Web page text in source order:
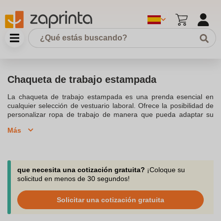
Chaqueta de trabajo estampada
La chaqueta de trabajo estampada es una prenda esencial en
cualquier selección de vestuario laboral. Ofrece la posibilidad de
personalizar ropa de trabajo de manera que pueda adaptar su
varios materiales como poliéster y nylon, garantizan durabilidad y
trabajo es sencillo, con opciones como bordado, serigrafía y vinilo
textil que permiten estampar el logo de tu empresa o cualquier
imagen de marca deseada. La personalización no solo mejora la
de alta visibilidad cumplan con las normativas de seguridad,
haciendo de las chaquetas reflectantes una opción segura y
eficaz.En nuestra tienda, encontrarás una selección de vestuario
Más
que necesita una cotización gratuita? ¡Coloque su
solicitud en menos de 30 segundos!
Solicitar una cotización gratuita